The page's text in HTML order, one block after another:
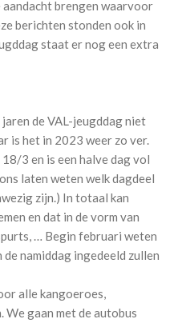
brengen waarvoor
berichten stonden ook in
staat er nog een extra
de VAL-jeugddag niet
is het in 2023 weer zo ver.
3 en is een halve dag vol
laten weten welk dagdeel
zijn.) In totaal kan
en dat in de vorm van
… Begin februari weten
namiddag ingedeeld zullen
alle kangoeroes,
We gaan met de autobus